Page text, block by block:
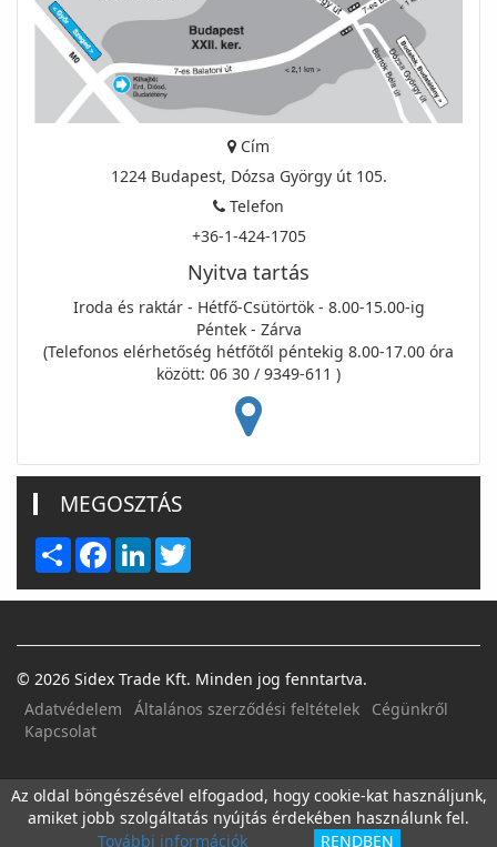
Cím
1224 Budapest, Dózsa György út 105.
Telefon
+36-1-424-1705
Nyitva tartás
Iroda és raktár - Hétfő-Csütörtök - 8.00-15.00-ig
Péntek - Zárva
(Telefonos elérhetőség hétfőtől péntekig 8.00-17.00 óra
között: 06 30 / 9349-611 )
MEGOSZTÁS
Share FacebookLinkedIn
© 2026 Sidex Trade Kft. Minden jog fenntartva.
Adatvédelem
Általános szerződési feltételek
Cégünkről
Kapcsolat
FACEBOOK E-MAIL
Az oldal böngészésével elfogadod, hogy cookie-kat használjunk,
amiket jobb szolgáltatás nyújtás érdekében használunk fel.
További információk
RENDBEN